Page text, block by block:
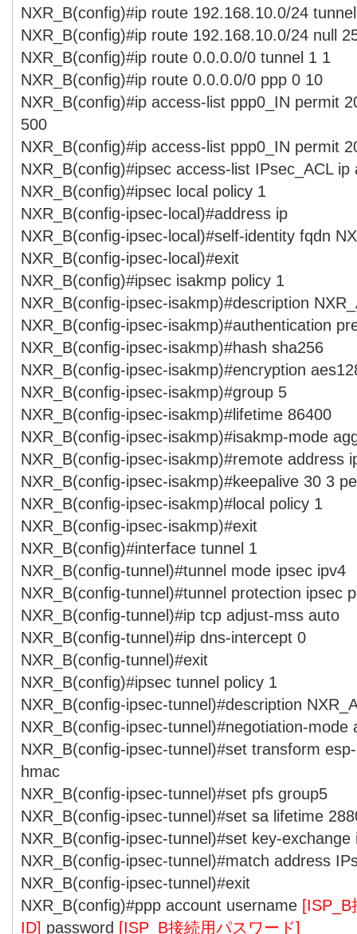
NXR_B(config)#ip route 192.168.10.0/24
NXR_B(config)#ip route 192.168.10.0/24 null
NXR_B(config)#ip route 0.0.0.0/0 tunnel 1 1
NXR_B(config)#ip route 0.0.0.0/0 ppp 0 10
NXR_B(config)#ip access-list ppp0_IN permit
500
NXR_B(config)#ip access-list ppp0_IN permit
NXR_B(config)#ipsec access-list IPsec_ACL ip
NXR_B(config)#ipsec local policy 1
NXR_B(config-ipsec-local)#address ip
NXR_B(config-ipsec-local)#self-identity fqdn
NXR_B(config-ipsec-local)#exit
NXR_B(config)#ipsec isakmp policy 1
NXR_B(config-ipsec-isakmp)#description
NXR_B(config-ipsec-isakmp)#authentication
NXR_B(config-ipsec-isakmp)#hash sha256
NXR_B(config-ipsec-isakmp)#encryption
NXR_B(config-ipsec-isakmp)#group 5
NXR_B(config-ipsec-isakmp)#lifetime 86400
NXR_B(config-ipsec-isakmp)#isakmp-mode
NXR_B(config-ipsec-isakmp)#remote address
NXR_B(config-ipsec-isakmp)#keepalive 30 3
NXR_B(config-ipsec-isakmp)#local policy 1
NXR_B(config-ipsec-isakmp)#exit
NXR_B(config)#interface tunnel 1
NXR_B(config-tunnel)#tunnel mode ipsec ipv4
NXR_B(config-tunnel)#tunnel protection ipsec
NXR_B(config-tunnel)#ip tcp adjust-mss auto
NXR_B(config-tunnel)#ip dns-intercept 0
NXR_B(config-tunnel)#exit
NXR_B(config)#ipsec tunnel policy 1
NXR_B(config-ipsec-tunnel)#description
NXR_B(config-ipsec-tunnel)#negotiation-mode
NXR_B(config-ipsec-tunnel)#set transform
hmac
NXR_B(config-ipsec-tunnel)#set pfs group5
NXR_B(config-ipsec-tunnel)#set sa lifetime
NXR_B(config-ipsec-tunnel)#set key-exchange
NXR_B(config-ipsec-tunnel)#match address
NXR_B(config-ipsec-tunnel)#exit
NXR_B(config)#ppp account username [ISP_B
ID] password [ISP_B接続用パスワード]